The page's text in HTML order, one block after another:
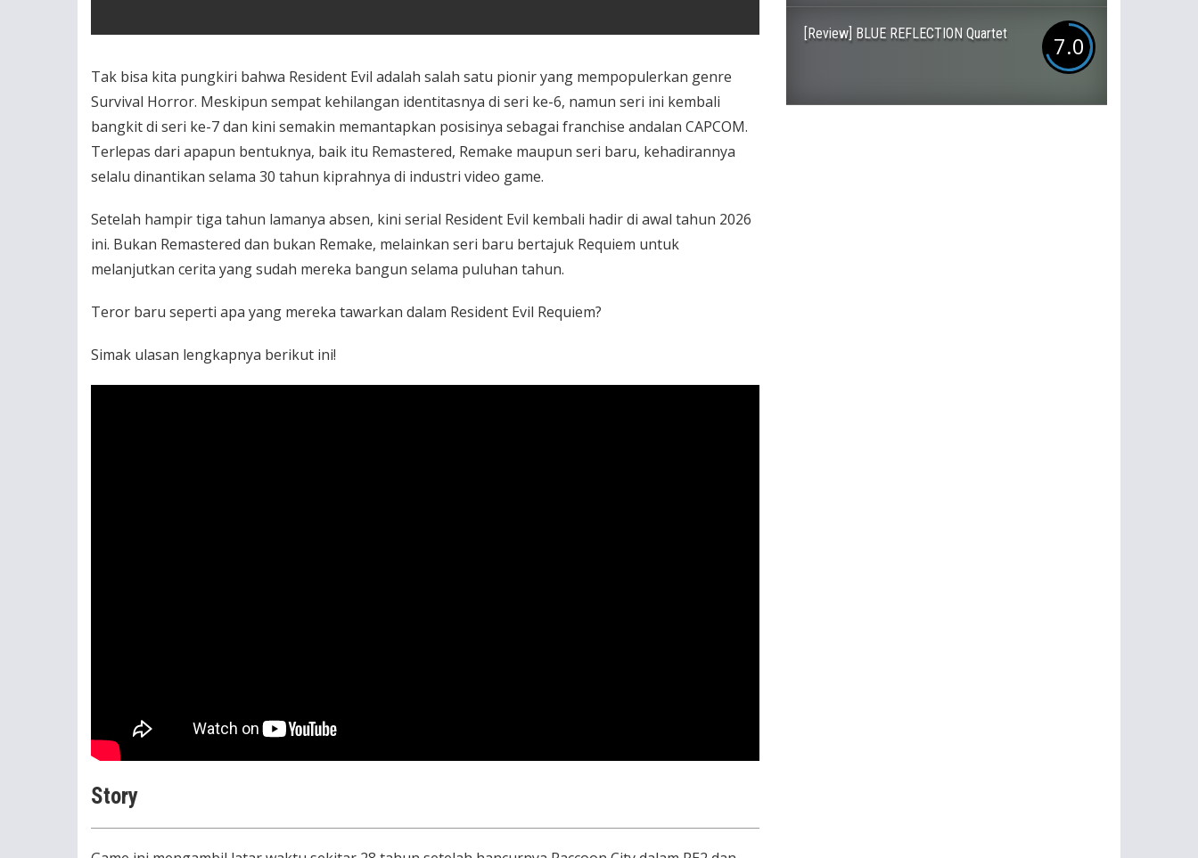
Tak bisa kita pungkiri bahwa Resident Evil adalah salah satu pionir yang mempopulerkan genre
Survival Horror. Meskipun sempat kehilangan identitasnya di seri ke-6, namun seri ini kembali
bangkit di seri ke-7 dan kini semakin memantapkan posisinya sebagai franchise andalan CAPCOM.
Terlepas dari apapun bentuknya, baik itu Remastered, Remake maupun seri baru, kehadirannya
selalu dinantikan selama 30 tahun kiprahnya di industri video game.
Setelah hampir tiga tahun lamanya absen, kini serial Resident Evil kembali hadir di awal tahun 2026
ini. Bukan Remastered dan bukan Remake, melainkan seri baru bertajuk Requiem untuk
melanjutkan cerita yang sudah mereka bangun selama puluhan tahun.
Teror baru seperti apa yang mereka tawarkan dalam Resident Evil Requiem?
Simak ulasan lengkapnya berikut ini!
Story
[Review] BLUE REFLECTION Quartet 7.0